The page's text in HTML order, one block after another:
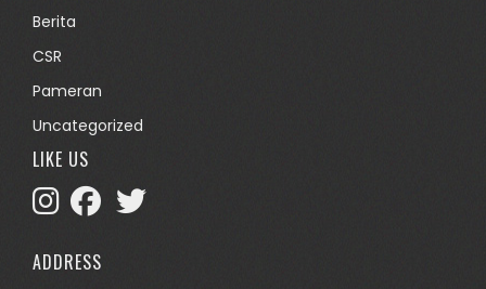
Berita
CSR
Pameran
Uncategorized
LIKE US
ADDRESS